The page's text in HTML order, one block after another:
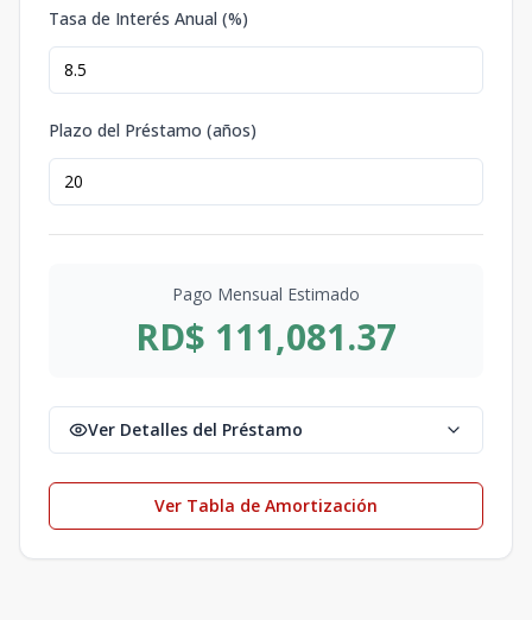
Tasa de Interés Anual (%)
Plazo del Préstamo (años)
Pago Mensual Estimado
RD$ 111,081.37
Ver Detalles del Préstamo
Ver Tabla de Amortización